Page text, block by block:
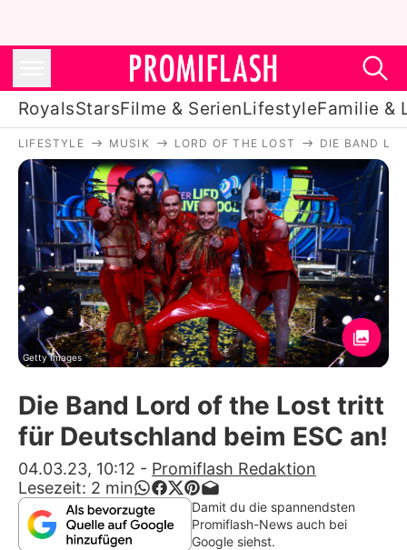
RoyalsStarsFilme & SerienLifestyleFamilie &
Royals
Stars
Filme & Serien
Lifestyle
Familie & Liebe
Promiflash Exklusiv
Alle Themen auf Promiflash
App runterladen
Team
LIFESTYLE MUSIK LORD OF THE LOST DIE BAND
Getty Images
Die Band Lord of the Lost tritt
für Deutschland beim ESC an!
04.03.23, 10:12 - Promiflash Redaktion
Lesezeit: 2 min
Damit du die spannendsten
Promiflash-News auch bei
Google siehst.